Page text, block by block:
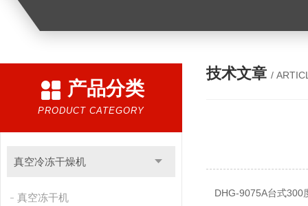
产品分类
PRODUCT CATEGORY
真空冷冻干燥机
真空冻干机
技术文章 /
DHG-9075A台式300